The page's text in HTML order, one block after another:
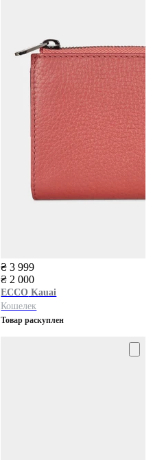
₴ 3 999
₴ 2 000
ECCO Kauai
Кошелек
Товар раскуплен